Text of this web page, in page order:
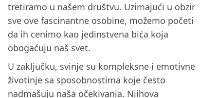
tretiramo u našem društvu. Uzimajući u obzir
sve ove fascinantne osobine, možemo početi
da ih cenimo kao jedinstvena bića koja
obogaćuju naš svet.
U zaključku, svinje su kompleksne i emotivne
životinje sa sposobnostima koje često
nadmašuju naša očekivanja. Njihova